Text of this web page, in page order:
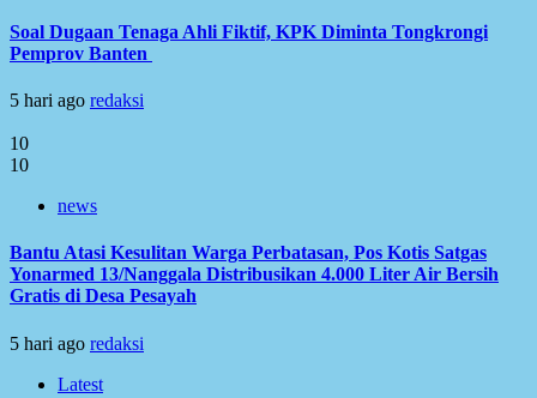
Soal Dugaan Tenaga Ahli Fiktif, KPK Diminta Tongkrongi
Pemprov Banten
5 hari ago redaksi
10
10
news
Bantu Atasi Kesulitan Warga Perbatasan, Pos Kotis Satgas
Yonarmed 13/Nanggala Distribusikan 4.000 Liter Air Bersih
Gratis di Desa Pesayah
5 hari ago redaksi
Latest